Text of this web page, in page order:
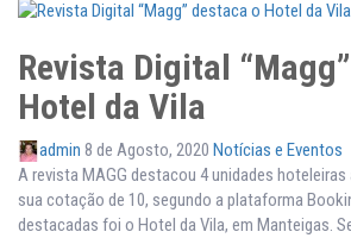
Revista Digital
Hotel da Vila
admin 8 de Agosto, 2020 Notícias e Eventos
A revista MAGG destacou 4 unidades hoteleiras
sua cotação de 10, segundo a plataforma
destacadas foi o Hotel da Vila, em Manteigas.